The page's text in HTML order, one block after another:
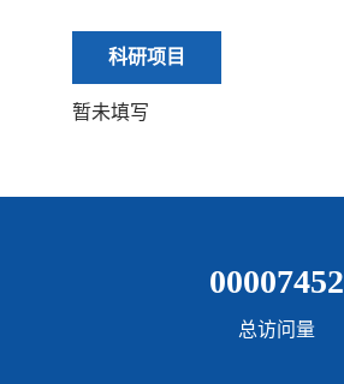
科研项目
暂未填写
00007452
总访问量